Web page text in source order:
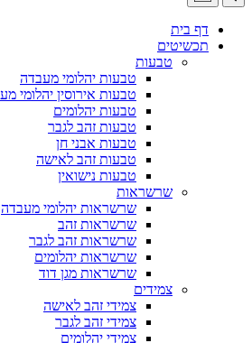
דף בית
תכשיטים
טבעות
טבעות יהלומי מעבדה
טבעות אירוסין יהלומי
טבעות יהלומים
טבעות זהב לגבר
טבעות אבני חן
טבעות זהב לאישה
טבעות נישואין
שרשראות
שרשראות יהלומי מעבדה
שרשראות זהב
שרשראות זהב לגבר
שרשראות יהלומים
שרשראות מגן דוד
צמידים
צמידי זהב לאישה
צמידי זהב לגבר
צמידי יהלומים